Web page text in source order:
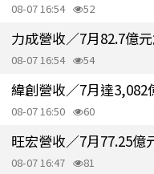
08-07 16:54 52
力成營收／7月82.7億
08-07 16:54 54
08-07 16:50 60
旺宏營收／7月77.25
08-07 16:47 81